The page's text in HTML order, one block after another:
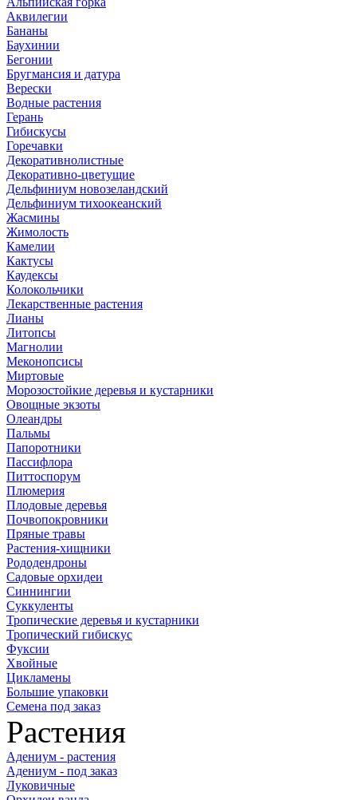
Аквилегии
Бананы
Баухинии
Бегонии
Бругмансия и датура
Верески
Водные растения
Герань
Гибискусы
Горечавки
Декоративнолистные
Декоративно-цветущие
Дельфиниум новозеландский
Дельфиниум тихоокеанский
Жасмины
Жимолость
Камелии
Кактусы
Каудексы
Колокольчики
Лекарственные растения
Лианы
Литопсы
Магнолии
Меконопсисы
Миртовые
Морозостойкие деревья и кустарники
Овощные экзоты
Олеандры
Пальмы
Папоротники
Пассифлора
Питтоспорум
Плюмерия
Плодовые деревья
Почвопокровники
Пряные травы
Растения-хищники
Рододендроны
Садовые орхидеи
Синнингии
Суккуленты
Тропические деревья и кустарники
Тропический гибискус
Фуксии
Хвойные
Цикламены
Большие упаковки
Семена под заказ
Растения
Адениум - растения
Адениум - под заказ
Луковичные